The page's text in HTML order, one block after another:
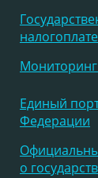
Единый
Федерации
о